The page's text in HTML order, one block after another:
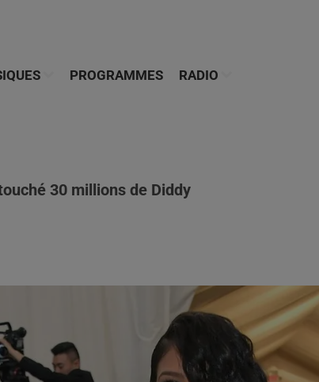
PROGRAMMES RADIO
30 millions de Diddy